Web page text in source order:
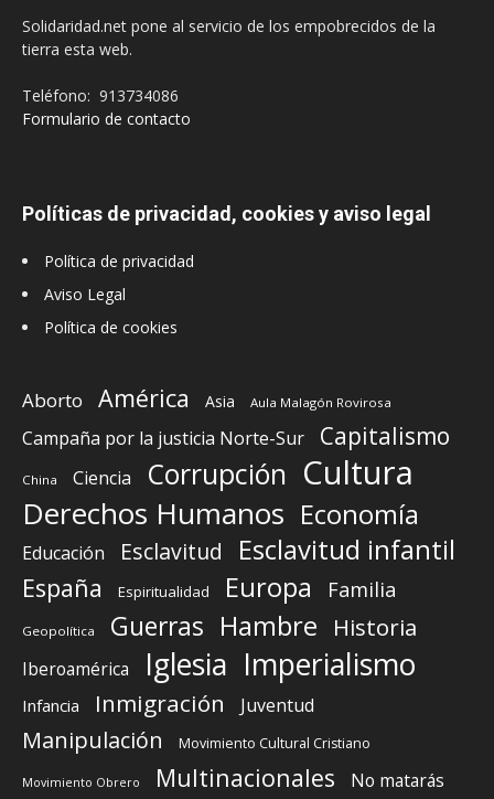
Solidaridad.net pone al servicio de los empobrecidos de la
tierra esta web.
Teléfono: 913734086
Formulario de contacto
Políticas de privacidad, cookies y aviso legal
Política de privacidad
Aviso Legal
Política de cookies
Aborto América Asia Aula Malagón Rovirosa
Campaña por la justicia Norte-Sur Capitalismo
China Ciencia Corrupción Cultura
Derechos Humanos Economía
Educación Esclavitud Esclavitud infantil
España Espiritualidad Europa Familia
Geopolítica Guerras Hambre Historia
Iberoamérica Iglesia Imperialismo
Infancia Inmigración Juventud
Manipulación Movimiento Cultural Cristiano
Movimiento Obrero Multinacionales No matarás